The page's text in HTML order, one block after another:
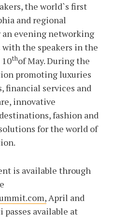
the world`s first
and regional
an evening networking
the speakers in the
thof May. During the
promoting luxuries
financial services and
innovative
fashion and
for the world of
is available through
April and
available at